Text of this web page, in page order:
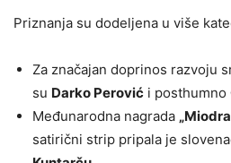
Priznanja su dodeljena u više
Za značajan doprinos razvoju
su Darko Perović i posthumno
Međunarodna nagrada
satirični strip pripala je